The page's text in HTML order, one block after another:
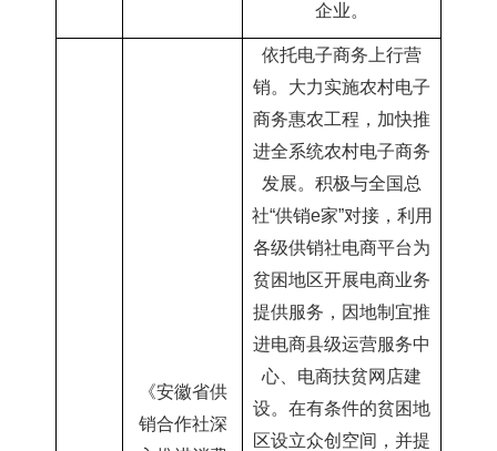
企业。
《安徽省供
销合作社深
依托电子商务上行营
销。大力实施农村电子
商务惠农工程，加快推
进全系统农村电子商务
发展。积极与全国总
社“供销e家”对接，利用
各级供销社电商平台为
贫困地区开展电商业务
提供服务，因地制宜推
进电商县级运营服务中
心、电商扶贫网店建
设。在有条件的贫困地
区设立众创空间，并提